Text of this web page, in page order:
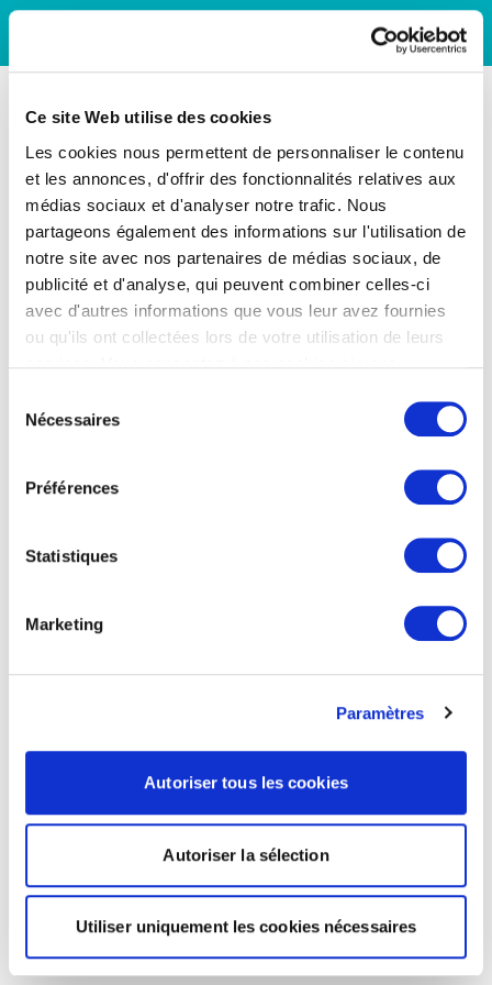
Ce site Web utilise des cookies
Les cookies nous permettent de personnaliser le contenu
et les annonces, d'offrir des fonctionnalités relatives aux
médias sociaux et d'analyser notre trafic. Nous
partageons également des informations sur l'utilisation de
notre site avec nos partenaires de médias sociaux, de
publicité et d'analyse, qui peuvent combiner celles-ci
avec d'autres informations que vous leur avez fournies
ou qu'ils ont collectées lors de votre utilisation de leurs
Nécessaires
Préférences
Statistiques
Marketing
Paramètres
Autoriser tous les cookies
Autoriser la sélection
Utiliser uniquement les cookies nécessaires